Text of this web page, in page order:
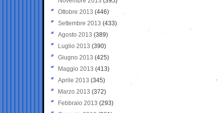
Ottobre 2013 (446)
Settembre 2013 (433)
Agosto 2013 (389)
Luglio 2013 (390)
Giugno 2013 (425)
Maggio 2013 (413)
Aprile 2013 (345)
Marzo 2013 (372)
Febbraio 2013 (293)